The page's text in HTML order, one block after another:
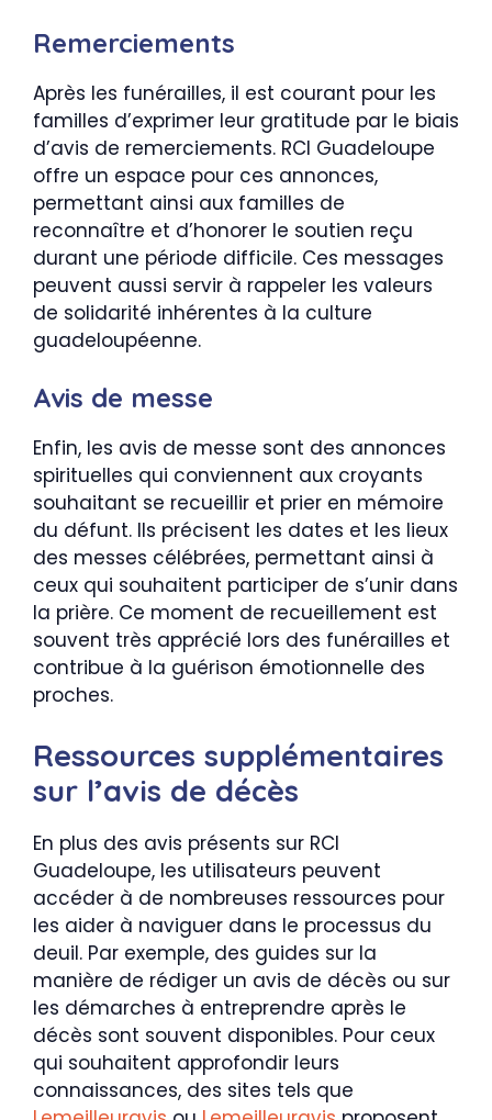
Remerciements
Après les funérailles, il est courant pour les
familles d’exprimer leur gratitude par le biais
d’avis de remerciements. RCI Guadeloupe
offre un espace pour ces annonces,
permettant ainsi aux familles de
reconnaître et d’honorer le soutien reçu
durant une période difficile. Ces messages
peuvent aussi servir à rappeler les valeurs
de solidarité inhérentes à la culture
guadeloupéenne.
Avis de messe
Enfin, les avis de messe sont des annonces
spirituelles qui conviennent aux croyants
souhaitant se recueillir et prier en mémoire
du défunt. Ils précisent les dates et les lieux
des messes célébrées, permettant ainsi à
ceux qui souhaitent participer de s’unir dans
la prière. Ce moment de recueillement est
souvent très apprécié lors des funérailles et
contribue à la guérison émotionnelle des
proches.
Ressources supplémentaires
sur l’avis de décès
En plus des avis présents sur RCI
Guadeloupe, les utilisateurs peuvent
accéder à de nombreuses ressources pour
les aider à naviguer dans le processus du
deuil. Par exemple, des guides sur la
manière de rédiger un avis de décès ou sur
les démarches à entreprendre après le
décès sont souvent disponibles. Pour ceux
qui souhaitent approfondir leurs
connaissances, des sites tels que